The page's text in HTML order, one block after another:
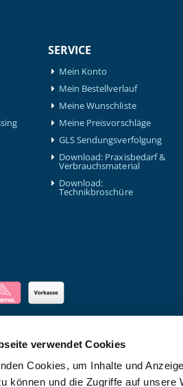
verwendet Cookies
Cookies, um Inhalte und
können und die Zugriffe auf
SERVICE
Mein Konto
Mein Bestellverlauf
Meine Wunschliste
Meine Preisvorschläge
GLS Sendungsverfolgung
Download: Praxisbedarf &
Verbrauchsmaterial
Download:
Technikbroschüre